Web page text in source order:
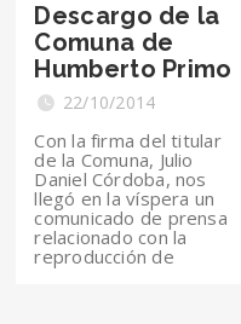
Descargo de la
Comuna de
Humberto Primo
22/10/2014
Con la firma del titular
de la Comuna, Julio
Daniel Córdoba, nos
llegó en la víspera un
comunicado de prensa
relacionado con la
reproducción de